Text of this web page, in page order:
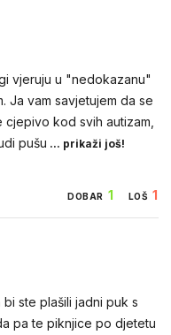
vjeruju u "nedokazanu"
Ja vam savjetujem da se
kod svih autizam,
pušu ... prikaži još!
DOBAR 1 LOŠ 1
ste plašili jadni puk s
pa te piknjice po djetetu